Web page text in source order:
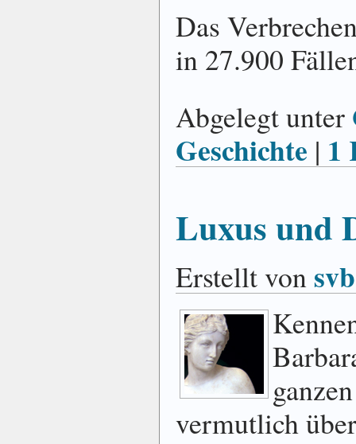
Das
in 27.900
Abgelegt unter
Geschichte | 1
Luxus und
Erstellt vonsvb
vermutlich